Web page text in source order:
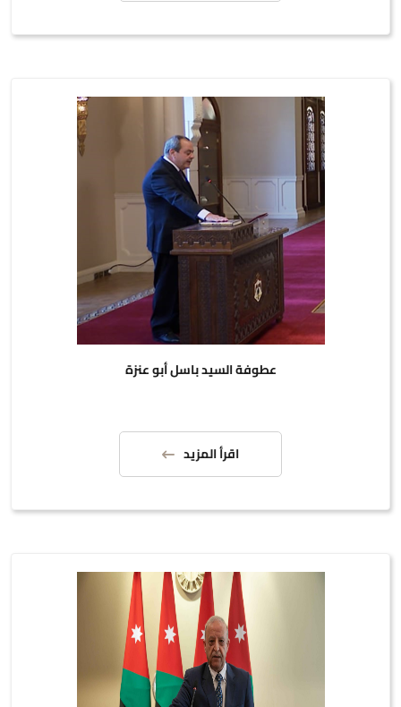
عطوفة السيد باسل أبو عنزة
اقرأ المزيد